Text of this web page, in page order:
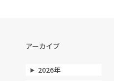
アーカイブ
2026年